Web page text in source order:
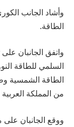
وأشاد الجانب
الطاقة.
واتفق الجانبان
السلمي للطاقة
الطاقة الشمسية
من المملكة